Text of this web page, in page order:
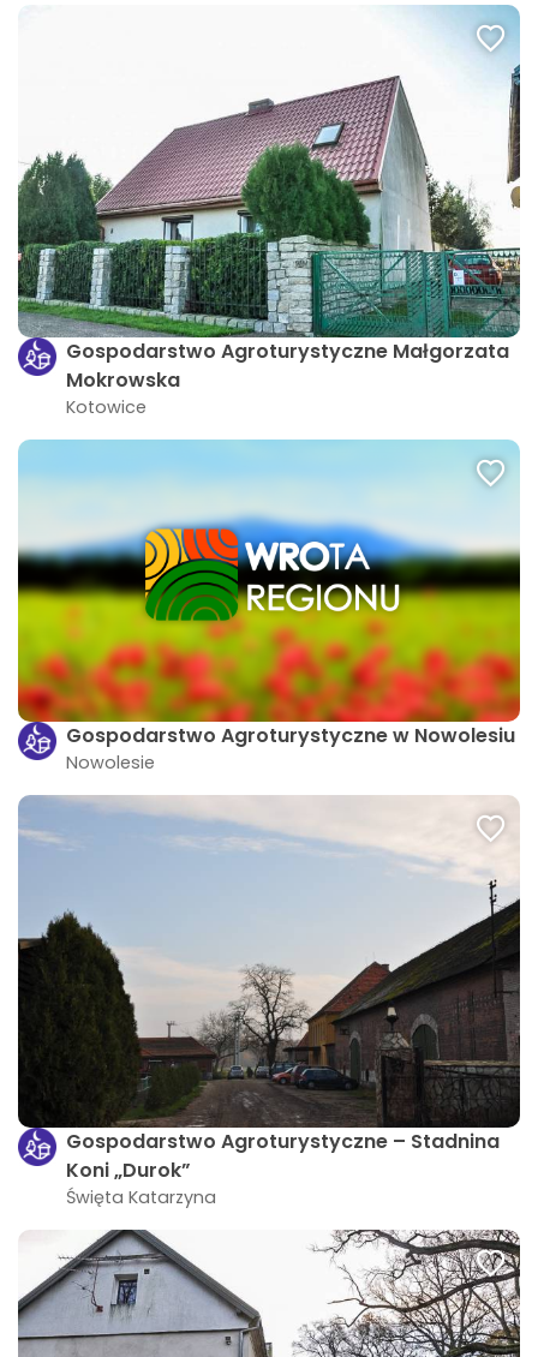
Gospodarstwo Agroturystyczne Małgorzata
Mokrowska
Kotowice
Gospodarstwo Agroturystyczne w Nowolesiu
Nowolesie
Gospodarstwo Agroturystyczne – Stadnina
Koni „Durok”
Święta Katarzyna